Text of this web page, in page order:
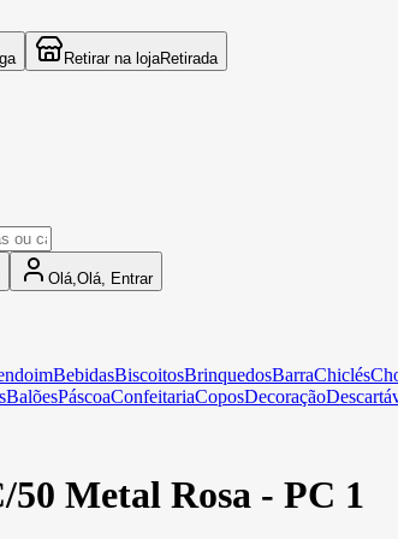
Retirar na lojaRetirada
Olá, Olá, Entrar
BebidasBiscoitosBrinquedosBarraChiclés
BalõesPáscoaConfeitariaCoposDecoração
50 Metal Rosa - PC 1